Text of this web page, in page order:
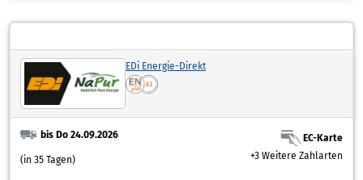
EDi Energie-Direkt
bis Do 24.09.2026
(in 35 Tagen)
EC-Karte
+3 Weitere Zahlarten